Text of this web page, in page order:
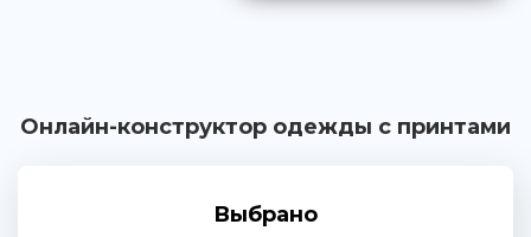
Онлайн-конструктор одежды с принтами
Выбрано